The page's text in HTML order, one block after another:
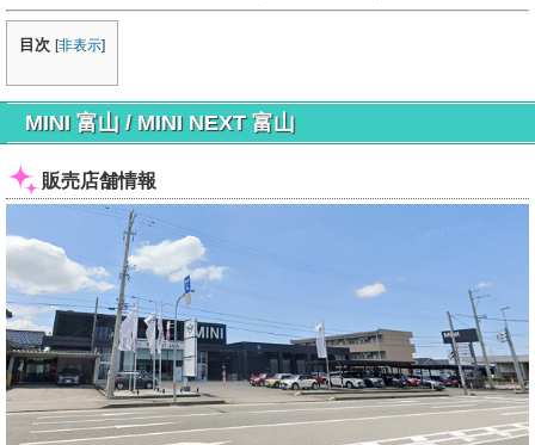
目次 [非表示]
MINI 富山 / MINI NEXT 富山
販売店舗情報